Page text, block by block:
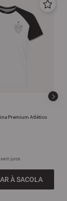
Premium Atlético
sem juros
À SACOLA